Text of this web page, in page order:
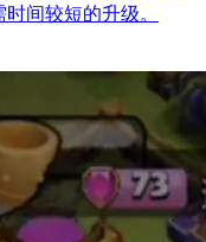
间较短的升级。